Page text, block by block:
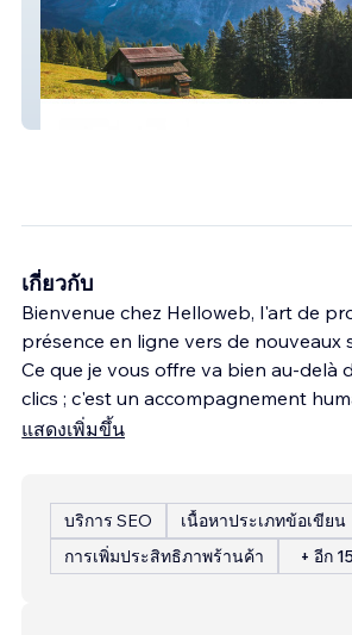
เกี่ยวกับ
Bienvenue chez Helloweb, l'art de
présence en ligne vers de nouveaux
Ce que je vous offre va bien au-delà
clics ; c'est un accompagnement
แสดงเพิ่มขึ้น
บริการ SEO
เนื้อหาประเภทข้อเขียน
การเพิ่มประสิทธิภาพร้านค้า
+ อีก